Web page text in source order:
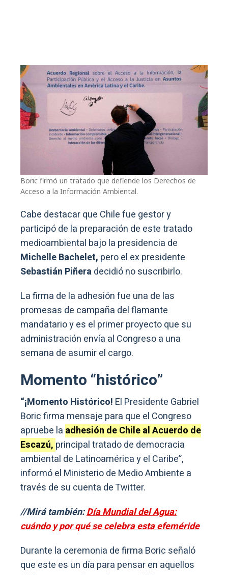
Boric firmó un tratado que defiende los Derechos de
Acceso a la Información Ambiental.
Cabe destacar que Chile fue gestor y
participó de la preparación de este tratado
medioambiental bajo la presidencia de
Michelle Bachelet, pero el ex presidente
Sebastián Piñeradecidió no suscribirlo.
La firma de la adhesión fue una de las
promesas de campaña del flamante
mandatario y es el primer proyecto que su
administración envía al Congreso a una
semana de asumir el cargo.
Momento “histórico”
“¡Momento Histórico! El Presidente Gabriel
Boric firma mensaje para que el Congreso
apruebe la adhesión de Chile al Acuerdo de
Escazú, principal tratado de democracia
ambiental de Latinoamérica y el Caribe”,
informó el Ministerio de Medio Ambiente a
través de su cuenta de Twitter.
//Mirá también:Día Mundial del Agua:
cuándo y por qué se celebra esta efeméride
Durante la ceremonia de firma Boric señaló
que este es un día para pensar en aquellos